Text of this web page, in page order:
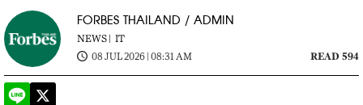
FORBES THAILAND / ADMIN
NEWS | IT
08 JUL 2026 | 08:31 AM
READ 594